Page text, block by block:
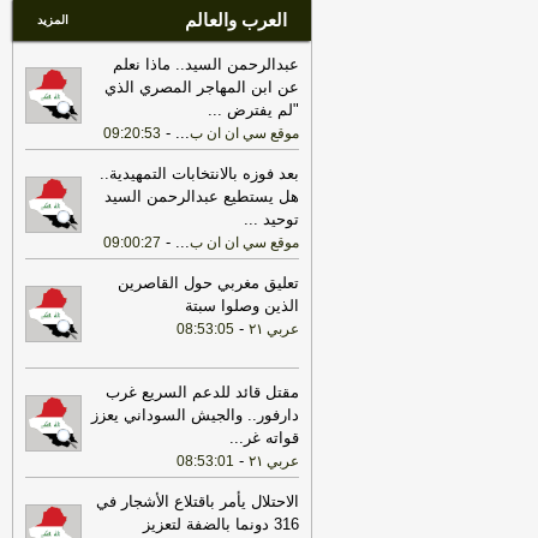
العرب والعالم المزيد
عبدالرحمن السيد.. ماذا نعلم
عن ابن المهاجر المصري الذي
"لم يفترض ...
موقع سي ان ان ب...
-
09:20:53
بعد فوزه بالانتخابات التمهيدية..
هل يستطيع عبدالرحمن السيد
توحيد ...
موقع سي ان ان ب...
-
09:00:27
تعليق مغربي حول القاصرين
الذين وصلوا سبتة
عربي ٢١ -
08:53:05
مقتل قائد للدعم السريع غرب
دارفور.. والجيش السوداني يعزز
قواته غر ...
عربي ٢١ -
08:53:01
الاحتلال يأمر باقتلاع الأشجار في
316 دونما بالضفة لتعزيز